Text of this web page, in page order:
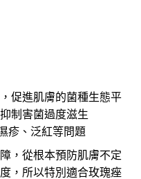
促進肌膚的菌種生態平
制害菌過度滋生
疹、泛紅等問題
，從根本預防肌膚不定
，所以特別適合玫瑰痤